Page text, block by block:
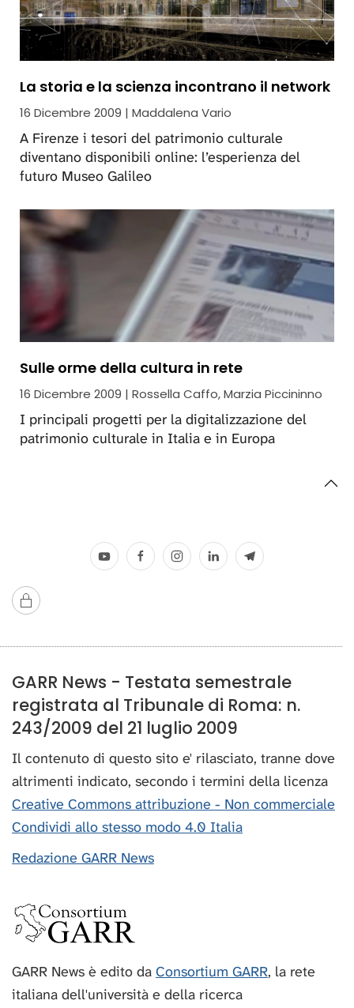
La storia e la scienza incontrano il network
16 Dicembre 2009 | Maddalena Vario
A Firenze i tesori del patrimonio culturale
diventano disponibili online: l’esperienza del
futuro Museo Galileo
Sulle orme della cultura in rete
16 Dicembre 2009 | Rossella Caffo, Marzia Piccininno
I principali progetti per la digitalizzazione del
patrimonio culturale in Italia e in Europa
GARR News - Testata semestrale
registrata al Tribunale di Roma: n.
243/2009 del 21 luglio 2009
Il contenuto di questo sito e' rilasciato, tranne dove
altrimenti indicato, secondo i termini della licenza
Creative Commons attribuzione - Non commerciale
Condividi allo stesso modo 4.0 Italia
Redazione GARR News
GARR News è edito da Consortium GARR, la rete
italiana dell'università e della ricerca